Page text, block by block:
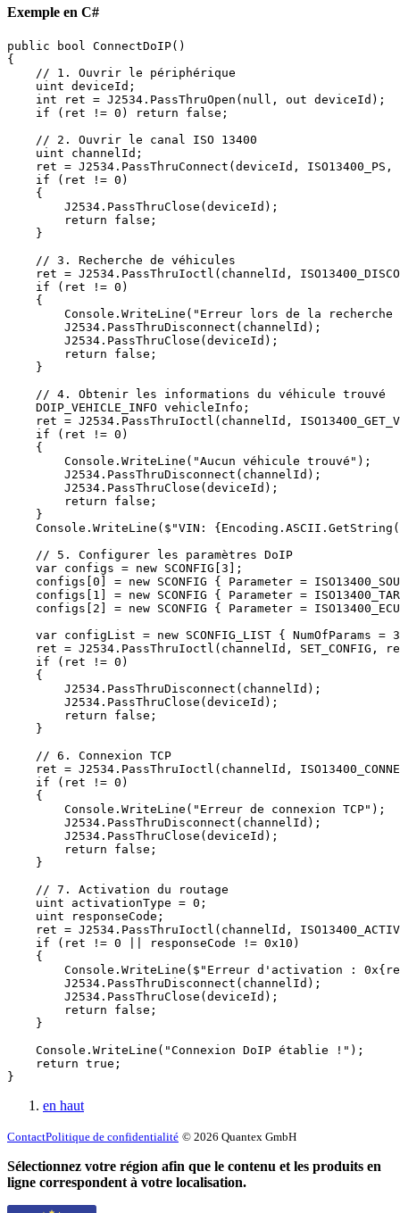
Exemple en C#
public bool ConnectDoIP()
{
    // 1. Ouvrir le périphérique
    uint deviceId;
    int ret = J2534.PassThruOpen(null, out deviceId);
    if (ret != 0) return false;
    // 2. Ouvrir le canal ISO 13400
    uint channelId;
ret = J2534.PassThruConnect(deviceId, ISO13400_PS,
    if (ret != 0)
    {
        J2534.PassThruClose(deviceId);
        return false;
    }
    // 3. Recherche de véhicules
ret = J2534.PassThruIoctl(channelId,
    if (ret != 0)
    {
Console.WriteLine("Erreur lors de la recherche
        J2534.PassThruDisconnect(channelId);
        J2534.PassThruClose(deviceId);
        return false;
    }
    // 4. Obtenir les informations du véhicule trouvé
    DOIP_VEHICLE_INFO vehicleInfo;
ret = J2534.PassThruIoctl(channelId,
    if (ret != 0)
    {
        Console.WriteLine("Aucun véhicule trouvé");
        J2534.PassThruDisconnect(channelId);
        J2534.PassThruClose(deviceId);
        return false;
    }
Console.WriteLine($"VIN:
    // 5. Configurer les paramètres DoIP
    var configs = new SCONFIG[3];
configs[0] = new SCONFIG { Parameter =
configs[1] = new SCONFIG { Parameter =
configs[2] = new SCONFIG { Parameter =
var configList = new SCONFIG_LIST { NumOfParams =
ret = J2534.PassThruIoctl(channelId, SET_CONFIG,
    if (ret != 0)
    {
        J2534.PassThruDisconnect(channelId);
        J2534.PassThruClose(deviceId);
        return false;
    }
    // 6. Connexion TCP
ret = J2534.PassThruIoctl(channelId,
    if (ret != 0)
    {
        Console.WriteLine("Erreur de connexion TCP");
        J2534.PassThruDisconnect(channelId);
        J2534.PassThruClose(deviceId);
        return false;
    }
    // 7. Activation du routage
    uint activationType = 0;
    uint responseCode;
ret = J2534.PassThruIoctl(channelId,
    if (ret != 0 || responseCode != 0x10)
    {
Console.WriteLine($"Erreur d'activation :
        J2534.PassThruDisconnect(channelId);
        J2534.PassThruClose(deviceId);
        return false;
    }
    Console.WriteLine("Connexion DoIP établie !");
    return true;
}
en haut
ContactPolitique de confidentialité © 2026 Quantex GmbH
Sélectionnez votre région afin que le contenu et les produits en
ligne correspondent à votre localisation.